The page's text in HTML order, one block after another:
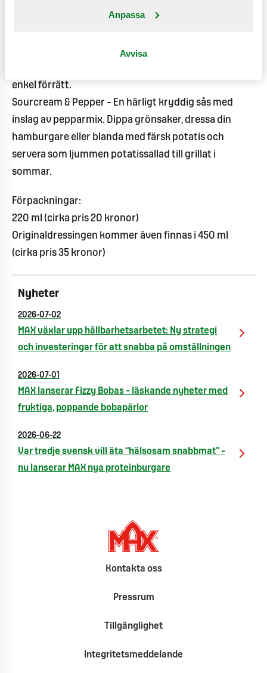
Anpassa
Avvisa
dippsås till pommes frites.
persilja och mild vitlök. Dippa, dressa hamburgaren
enkel förrätt.
Sourcream & Pepper – En härligt kryddig sås med
inslag av pepparmix. Dippa grönsaker, dressa din
hamburgare eller blanda med färsk potatis och
servera som ljummen potatissallad till grillat i
sommar.
Förpackningar:
220 ml (cirka pris 20 kronor)
Originaldressingen kommer även finnas i 450 ml
(cirka pris 35 kronor)
Nyheter
2026-07-02
MAX växlar upp hållbarhetsarbetet: Ny strategi
och investeringar för att snabba på omställningen
2026-07-01
MAX lanserar Fizzy Bobas – läskande nyheter med
fruktiga, poppande bobapärlor
2026-06-22
Var tredje svensk vill äta “hälsosam snabbmat” –
nu lanserar MAX nya proteinburgare
Kontakta oss
Pressrum
Tillgänglighet
Integritetsmeddelande